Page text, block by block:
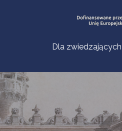
Dla zwiedzających